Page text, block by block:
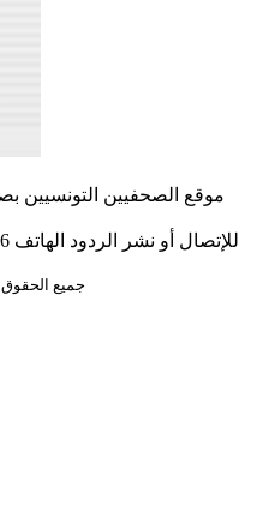
موقع الصحفيين التونسيين
جميع الحقوق